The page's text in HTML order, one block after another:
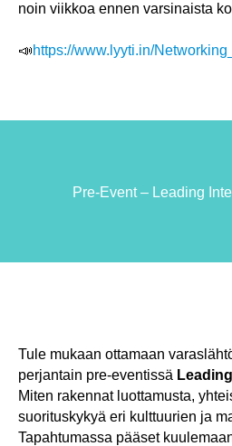
noin viikkoa ennen varsinaista
📣https://www.lyyti.in/
Pre-Event – Leading
Tule mukaan ottamaan
perjantain pre-eventissä
Miten rakennat luottamusta,
suorituskykyä eri kulttuurien ja
Tapahtumassa pääset